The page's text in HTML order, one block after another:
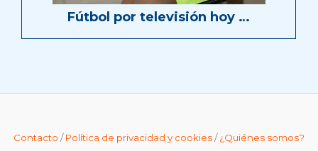
Fútbol por televisión hoy …
Contacto /Política de privacidad y cookies/¿Quiénes somos?